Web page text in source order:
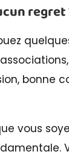
regret
bonne
vous